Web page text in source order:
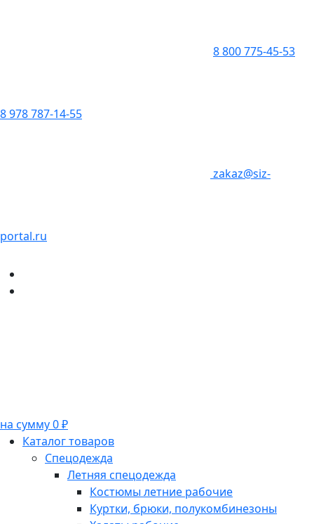
8 800 775-45-53
8 978 787-14-55
zakaz@siz-
portal.ru
на сумму 0 ₽
Каталог товаров
Спецодежда
Летняя спецодежда
Костюмы летние рабочие
Куртки, брюки, полукомбинезоны